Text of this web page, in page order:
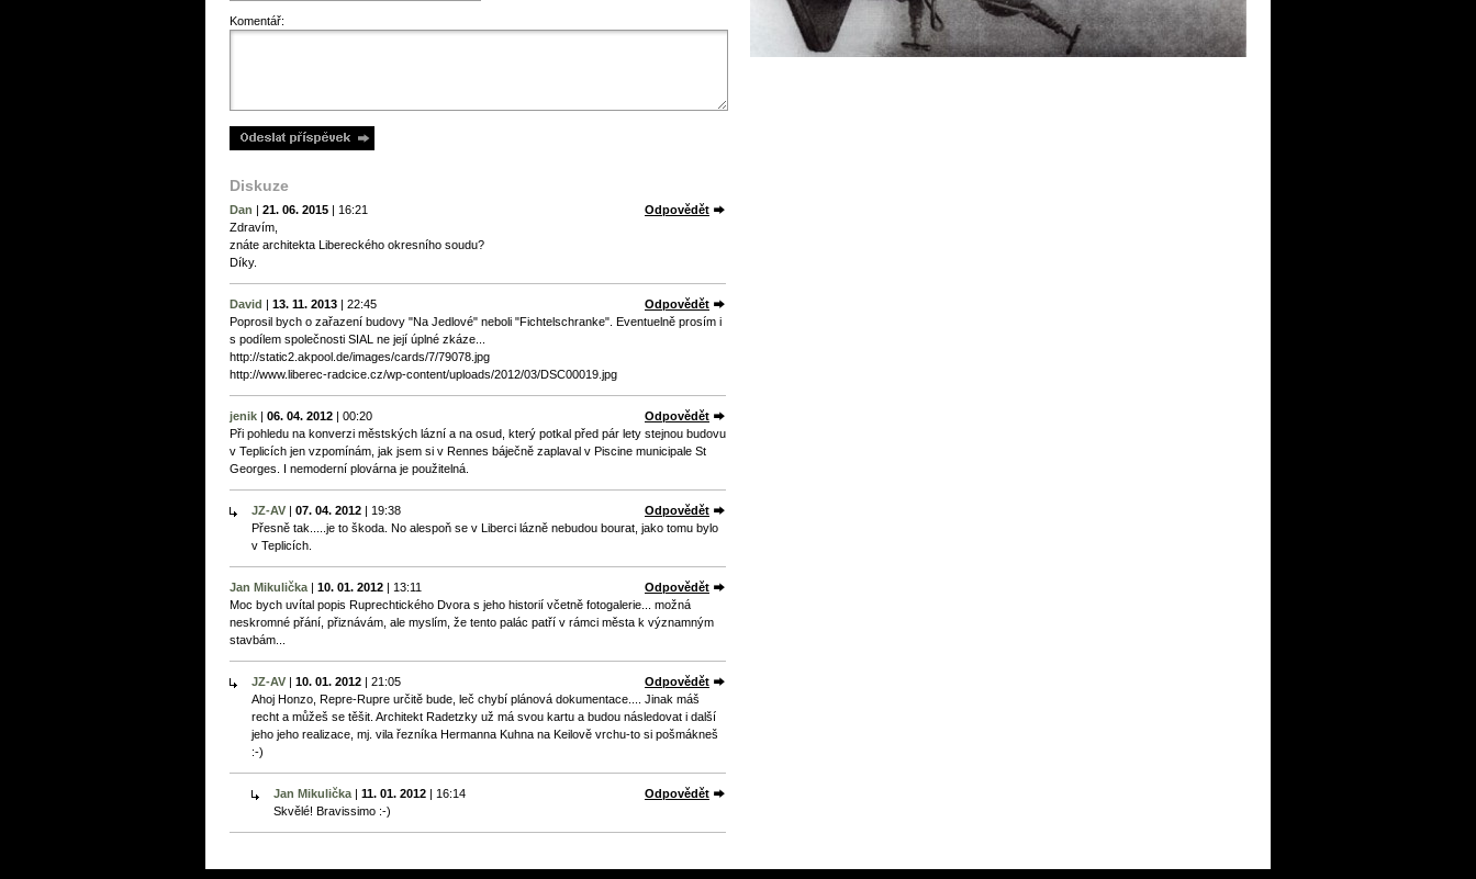
Komentář:
Diskuze
Dan | 21. 06. 2015 | 16:21
Odpovědět
Zdravím,
znáte architekta Libereckého okresního soudu?
Díky.
David | 13. 11. 2013 | 22:45
Odpovědět
Poprosil bych o zařazení budovy "Na Jedlové" neboli "Fichtelschranke". Eventuelně prosím i
s podílem společnosti SIAL ne její úplné zkáze...
http://static2.akpool.de/images/cards/7/79078.jpg
http://www.liberec-radcice.cz/wp-content/uploads/2012/03/DSC00019.jpg
jenik | 06. 04. 2012 | 00:20
Odpovědět
Při pohledu na konverzi městských lázní a na osud, který potkal před pár lety stejnou budovu
v Teplicích jen vzpomínám, jak jsem si v Rennes báječně zaplaval v Piscine municipale St
Georges. I nemoderní plovárna je použitelná.
JZ-AV | 07. 04. 2012 | 19:38
Odpovědět
Přesně tak.....je to škoda. No alespoň se v Liberci lázně nebudou bourat, jako tomu bylo
v Teplicích.
Jan Mikulička | 10. 01. 2012 | 13:11
Odpovědět
Moc bych uvítal popis Ruprechtického Dvora s jeho historií včetně fotogalerie... možná
neskromné přání, přiznávám, ale myslím, že tento palác patří v rámci města k významným
stavbám...
JZ-AV | 10. 01. 2012 | 21:05
Odpovědět
Ahoj Honzo, Repre-Rupre určitě bude, leč chybí plánová dokumentace.... Jinak máš
recht a můžeš se těšit. Architekt Radetzky už má svou kartu a budou následovat i další
jeho jeho realizace, mj. vila řezníka Hermanna Kuhna na Keilově vrchu-to si pošmákneš
:-)
Jan Mikulička | 11. 01. 2012 | 16:14
Odpovědět
Skvělé! Bravissimo :-)